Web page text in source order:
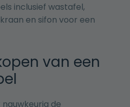
inclusief wastafel,
en sifon voor een
van een
de